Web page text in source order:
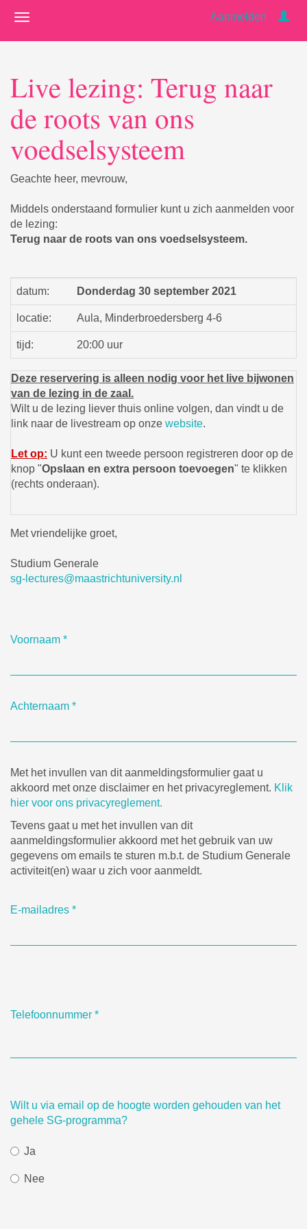
Aanmelden
Live lezing: Terug naar
de roots van ons
voedselsysteem
Geachte heer, mevrouw,
Middels onderstaand formulier kunt u zich aanmelden voor
de lezing:
Terug naar de roots van ons voedselsysteem.
datum: Donderdag 30 september 2021
locatie: Aula, Minderbroedersberg 4-6
tijd: 20:00 uur
Deze reservering is alleen nodig voor het live bijwonen
van de lezing in de zaal.
Wilt u de lezing liever thuis online volgen, dan vindt u de
link naar de livestream op onze website.
Let op: U kunt een tweede persoon registreren door op de
knop "Opslaan en extra persoon toevoegen" te klikken
(rechts onderaan).
Met vriendelijke groet,
Studium Generale
sg-lectures@maastrichtuniversity.nl
Voornaam *
Achternaam *
Met het invullen van dit aanmeldingsformulier gaat u
akkoord met onze disclaimer en het privacyreglement. Klik
hier voor ons privacyreglement.
Tevens gaat u met het invullen van dit
aanmeldingsformulier akkoord met het gebruik van uw
gegevens om emails te sturen m.b.t. de Studium Generale
activiteit(en) waar u zich voor aanmeldt.
E-mailadres *
Telefoonnummer *
Wilt u via email op de hoogte worden gehouden van het
gehele SG-programma?
Ja
Nee